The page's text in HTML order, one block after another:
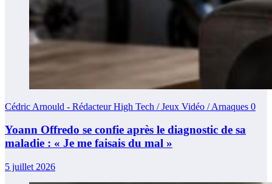
Cédric Arnould - Rédacteur High Tech / Jeux Vidéo / Arnaques 0
Yoann Offredo se confie après le diagnostic de sa
maladie : « Je me faisais du mal »
5 juillet 2026